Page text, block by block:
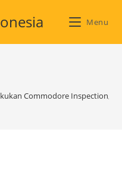
Menu
Commodore Inspection,